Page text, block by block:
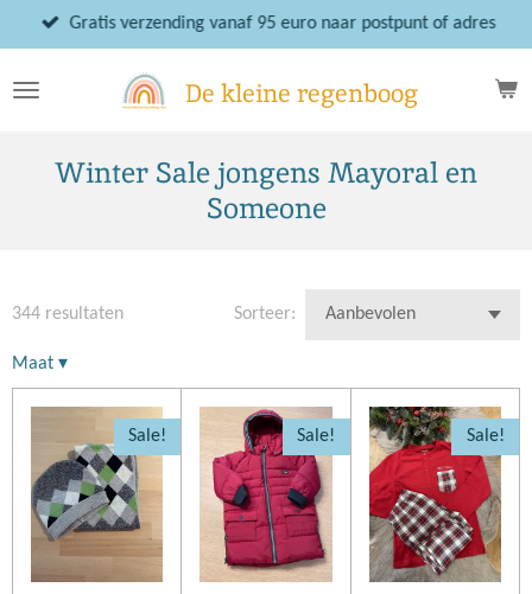
direct
naar
De kleine regenboog
Gratis verzending vanaf 95 euro naar postpunt of adres
Winter Sale jongens Mayoral en
Someone
344 resultaten Sorteer:
Maat ▾
Sale! Sale! Sale!